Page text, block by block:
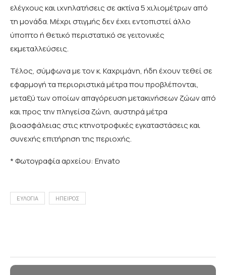
ελέγχους και ιχνηλατήσεις σε ακτίνα 5 χιλιομέτρων από
τη μονάδα. Μέχρι στιγμής δεν έχει εντοπιστεί άλλο
ύποπτο ή θετικό περιστατικό σε γειτονικές
εκμεταλλεύσεις.
Τέλος, σύμφωνα με τον κ. Καχριμάνη, ήδη έχουν τεθεί σε
εφαρμογή τα περιοριστικά μέτρα που προβλέπονται,
μεταξύ των οποίων απαγόρευση μετακινήσεων ζώων από
και προς την πληγείσα ζώνη, αυστηρά μέτρα
βιοασφάλειας στις κτηνοτροφικές εγκαταστάσεις και
συνεχής επιτήρηση της περιοχής.
* Φωτογραφία αρχείου: Envato
ΕΥΛΟΓΙΑ ΗΠΕΙΡΟΣ